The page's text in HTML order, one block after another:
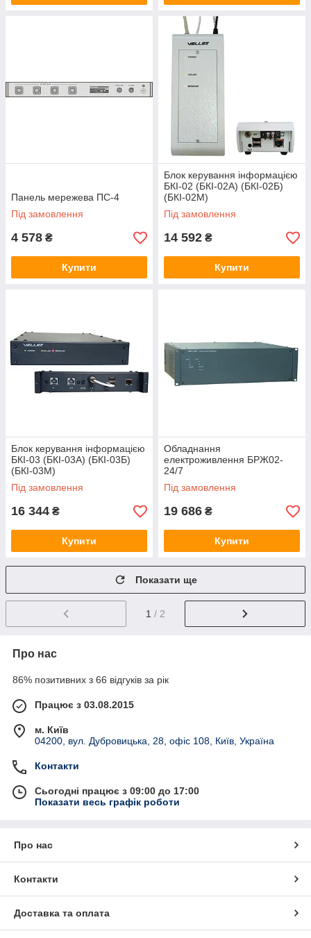
Панель мережева ПС-4
Під замовлення
4 578 ₴
Купити
Блок керування інформацією
БКІ-02 (БКІ-02А) (БКІ-02Б)
(БКІ-02М)
Під замовлення
14 592 ₴
Купити
Блок керування інформацією
БКІ-03 (БКІ-03А) (БКІ-03Б)
(БКІ-03М)
Під замовлення
16 344 ₴
Купити
Обладнання
електроживлення БРЖ02-
24/7
Під замовлення
19 686 ₴
Купити
Показати ще
1 / 2
Про нас
86% позитивних з 66 відгуків за рік
Працює з 03.08.2015
м. Київ
04200, вул. Дубровицька, 28, офіс 108, Київ, Україна
Контакти
Сьогодні працює з 09:00 до 17:00
Показати весь графік роботи
Про нас
Контакти
Доставка та оплата